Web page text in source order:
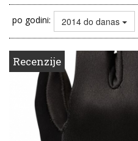
po godini: 2014 do danas
Recenzije